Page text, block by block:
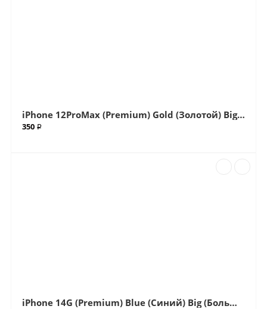
iPhone 12ProMax (Premium) Gold (Золотой) Big (Большой вырез) Крышка (Артикул.ГС-500-1)
350 ₽
iPhone 14G (Premium) Blue (Синий) Big (Большой вырез) Крышка в сборе с окошками камеры (Артикул.ГС-507)